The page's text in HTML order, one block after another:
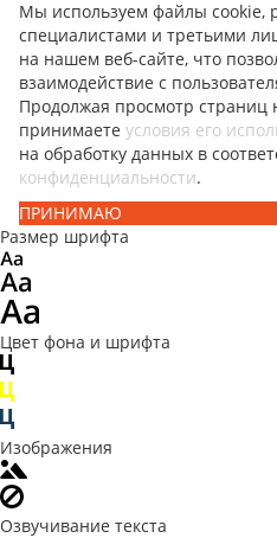
Мы используем файлы cookie,
специалистами и третьими
на нашем веб-сайте, что
взаимодействие с
Продолжая просмотр страниц
принимаете условия его
на обработку данных в
конфиденциальности.
ПРИНИМАЮ
Размер шрифта
Цвет фона и шрифта
Изображения
Озвучивание текста